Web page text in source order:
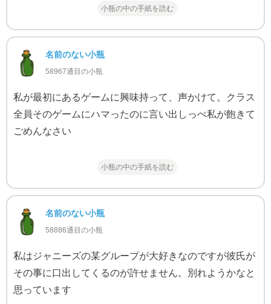
小瓶の中の手紙を読む
名前のない小瓶
58967通目の小瓶
私が最初にあるゲームに興味持って、声かけて。クラス
全員そのゲームにハマったのに言い出しっぺ私が飽きて
ごめんなさい
小瓶の中の手紙を読む
名前のない小瓶
58886通目の小瓶
私はジャニーズの某グループが大好きなのですが彼氏が
その事に口出してくるのが許せません。別れようかなと
思っています